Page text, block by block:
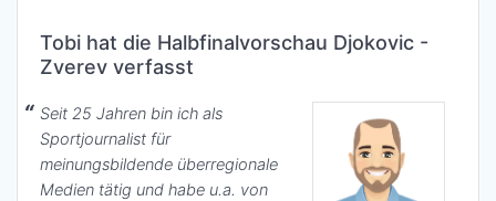
Tobi hat die Halbfinalvorschau Djokovic -
Zverev verfasst
Seit 25 Jahren bin ich als
Sportjournalist für
meinungsbildende überregionale
Medien tätig und habe u.a. von